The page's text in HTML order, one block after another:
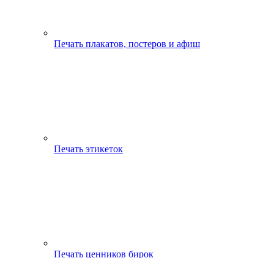
Печать плакатов, постеров и афиш
Печать этикеток
Печать ценников бирок